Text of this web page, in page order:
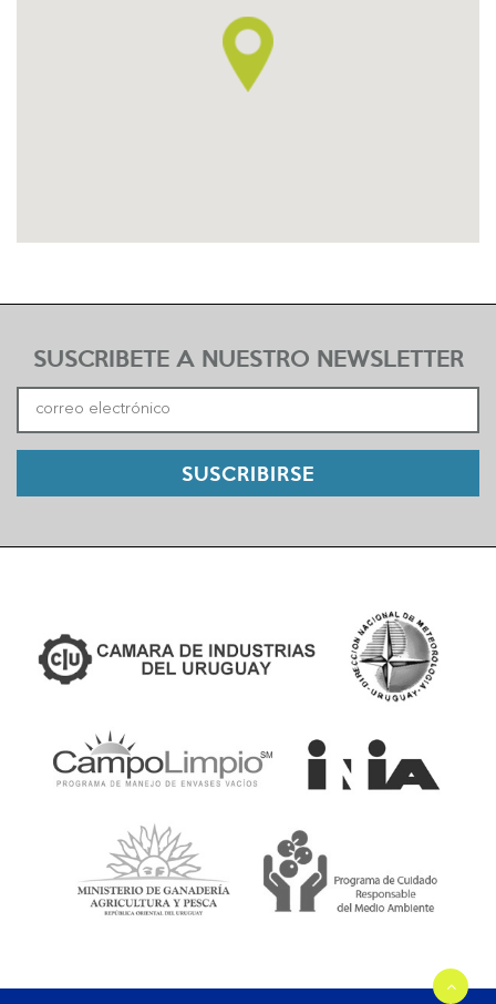
SUSCRIBETE A NUESTRO NEWSLETTER
SUSCRIBIRSE